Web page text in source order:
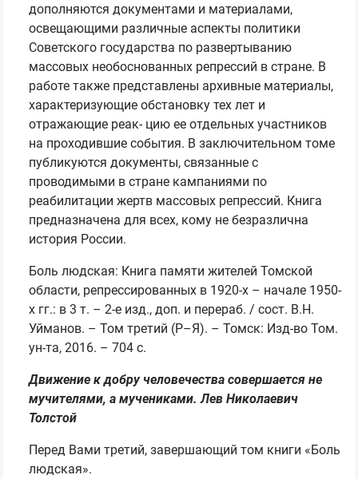
дополняются документами и материалами,
освещающими различные аспекты политики
Советского государства по развертыванию
массовых необоснованных репрессий в стране. В
работе также представлены архивные материалы,
характеризующие обстановку тех лет и
отражающие реак- цию ее отдельных участников
на проходившие события. В заключительном томе
публикуются документы, связанные с
проводимыми в стране кампаниями по
реабилитации жертв массовых репрессий. Книга
предназначена для всех, кому не безразлична
история России.
Боль людская: Книга памяти жителей Томской
области, репрессированных в 1920-х – начале 1950-
х гг.: в 3 т. – 2-е изд., доп. и перераб. / сост. В.Н.
Уйманов. – Том третий (Р–Я). – Томск: Изд-во Том.
ун-та, 2016. – 704 с.
Движение к добру человечества совершается не
мучителями, а мучениками. Лев Николаевич
Толстой
Перед Вами третий, завершающий том книги «Боль
людская».